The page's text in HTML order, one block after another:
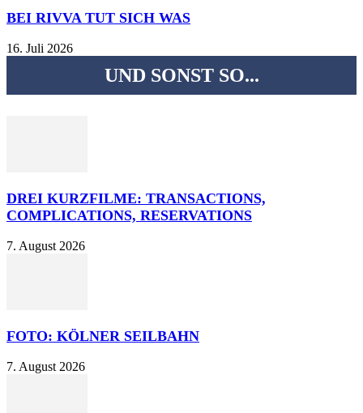
BEI RIVVA TUT SICH WAS
16. Juli 2026
UND SONST SO...
DREI KURZFILME: TRANSACTIONS,
COMPLICATIONS, RESERVATIONS
7. August 2026
FOTO: KÖLNER SEILBAHN
7. August 2026